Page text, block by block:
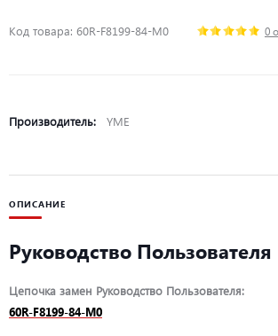
Код товара: 60R-F8199-84-M0 0
Производитель: YME
ОПИСАНИЕ
Руководство Пользователя
Цепочка замен Руководство Пользователя:
60R-F8199-84-M0